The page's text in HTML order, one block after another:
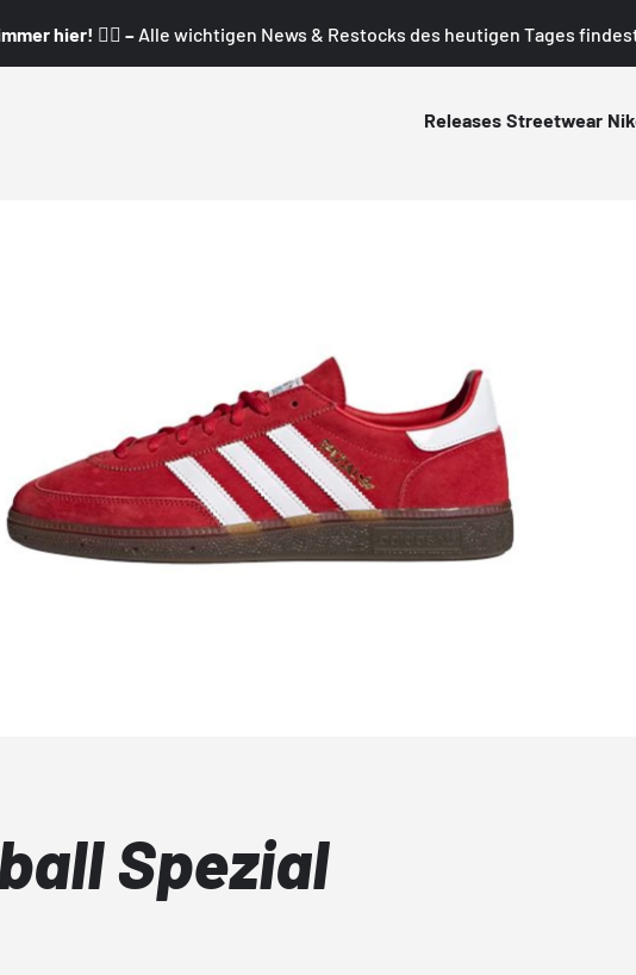
hier! 👇🏼 – Alle wichtigen News & Restocks des heutigen Tages findest
Releases Streetwear
Spezial